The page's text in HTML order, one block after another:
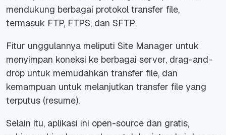
mendukung berbagai protokol transfer file,
termasuk FTP, FTPS, dan SFTP.
Fitur unggulannya meliputi Site Manager untuk
menyimpan koneksi ke berbagai server, drag-and-
drop untuk memudahkan transfer file, dan
kemampuan untuk melanjutkan transfer file yang
terputus (resume).
Selain itu, aplikasi ini open-source dan gratis,